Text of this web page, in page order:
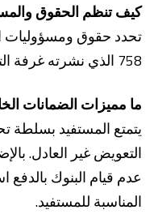
كيف تنظم الحقوق
758 الذي نشرته غرفة التجارة الدولية.
ما مميزات الضمانات
يتمتع المستفيد بسلطة
التعويض غير العادل.
عدم قيام البنوك بالدفع
المناسبة للمستفيد.